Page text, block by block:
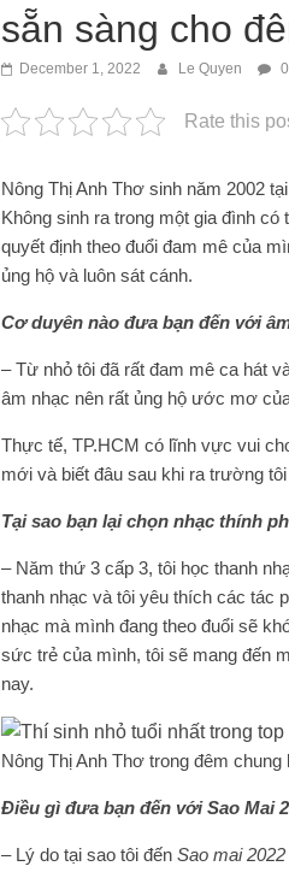
sẵn sàng cho
December 1, 2022 Le Quyen
Rate this
Nông Thị Anh Thơ sinh năm 2002
Không sinh ra trong một gia đình
quyết định theo đuổi đam mê của
ủng hộ và luôn sát cánh.
Cơ duyên nào đưa bạn đến với
– Từ nhỏ tôi đã rất đam mê ca hát
âm nhạc nên rất ủng hộ ước mơ
Thực tế, TP.HCM có lĩnh vực vui
mới và biết đâu sau khi ra trường
Tại sao bạn lại chọn nhạc thính
– Năm thứ 3 cấp 3, tôi học thanh
thanh nhạc và tôi yêu thích các tác
nhạc mà mình đang theo đuổi sẽ
sức trẻ của mình, tôi sẽ mang đến
nay.
Nông Thị Anh Thơ trong đêm
Điều gì đưa bạn đến với Sao Mai
– Lý do tại sao tôi đến Sao mai 2022